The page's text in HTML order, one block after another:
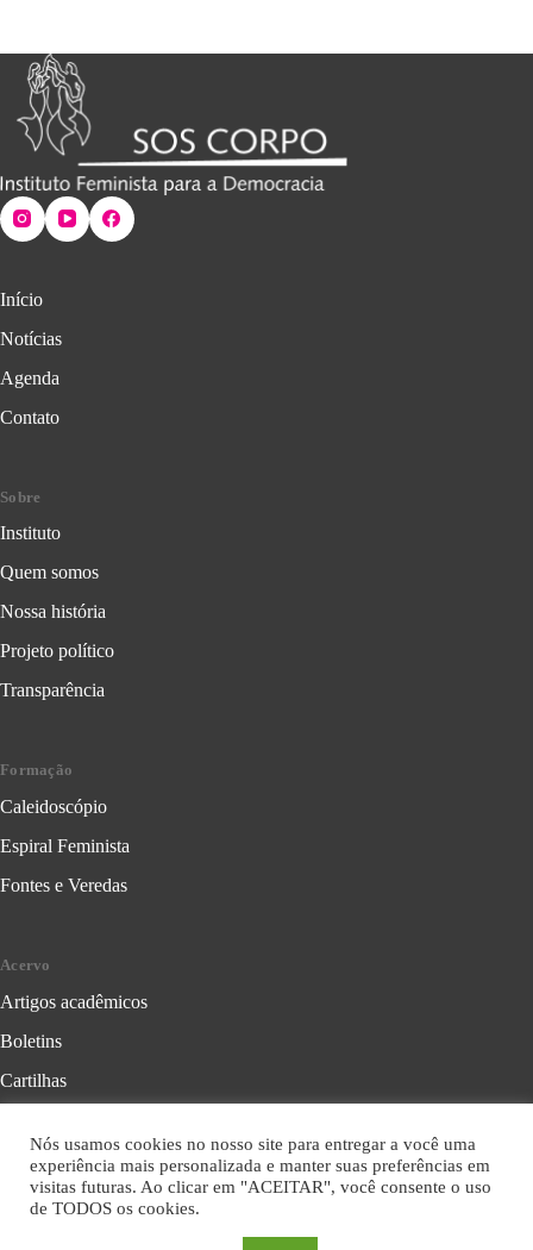
Início
Notícias
Agenda
Contato
Sobre
Instituto
Quem somos
Nossa história
Projeto político
Transparência
Formação
Caleidoscópio
Espiral Feminista
Fontes e Veredas
Acervo
Artigos acadêmicos
Boletins
Cartilhas
Folhetos
Livros
Nós usamos cookies no nosso site para entregar a você uma
experiência mais personalizada e manter suas preferências em
visitas futuras. Ao clicar em "ACEITAR", você consente o uso
de TODOS os cookies.